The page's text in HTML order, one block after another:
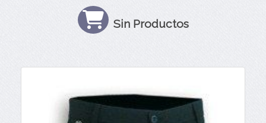
Sin Productos